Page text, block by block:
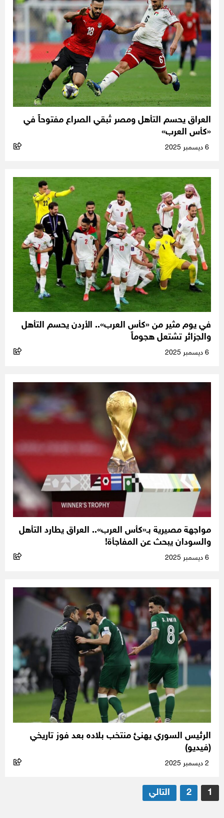
العراق يحسم التأهل ومصر تُبقي الصراع مفتوحاً في
«كأس العرب»
في يوم مثير من «كأس العرب».. الأردن يحسم التأهل
والجزائر تشتعل هجوماً
مواجهة مصيرية بـ«كأس العرب».. العراق يطارد التأهل
والسودان يبحث عن المفاجأة!
الرئيس السوري يهنئ منتخب بلاده بعد فوز تاريخي
(فيديو)
تعدد
صفحات
1
2 التالي